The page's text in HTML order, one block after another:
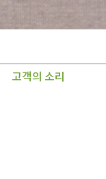
고객의 소리